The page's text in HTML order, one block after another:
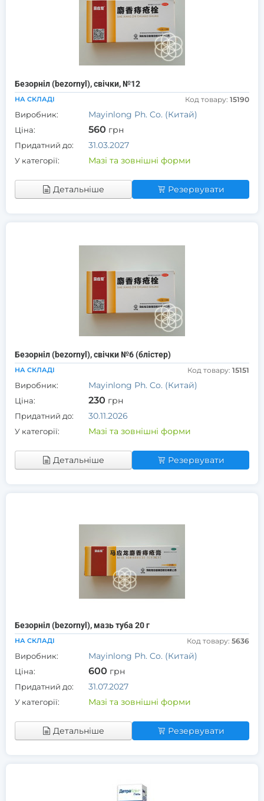
Безорніл (bezornyl), свічки, №12
НА СКЛАДІ Код товару: 15190
Виробник: Mayinlong Ph. Co. (Китай)
Ціна: 560 грн
Придатний до: 31.03.2027
У категорії: Мазі та зовнішні форми
Детальніше Резервувати
Безорніл (bezornyl), свічки №6 (блістер)
НА СКЛАДІ Код товару: 15151
Виробник: Mayinlong Ph. Co. (Китай)
Ціна: 230 грн
Придатний до: 30.11.2026
У категорії: Мазі та зовнішні форми
Детальніше Резервувати
Безорніл (bezornyl), мазь туба 20 г
НА СКЛАДІ Код товару: 5636
Виробник: Mayinlong Ph. Co. (Китай)
Ціна: 600 грн
Придатний до: 31.07.2027
У категорії: Мазі та зовнішні форми
Детальніше Резервувати